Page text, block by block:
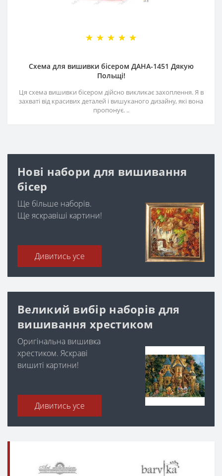
Схема для вишивки бісером ДАНА-1451 Дякую
Польщі!
Ця схема вишивки бісером дійсно викликає захоплення. Я в
захваті від красивих деталей і вишуканого дизайну, які вона
пропонує. ..
Нові набори для вишивання
бісер
Ще більше наборів.
Ще яскравіші картини!
Дивитись усе
Великий вибір наборів для
вишивання хрестиком
Оригінальна вишивка
хрестиком. Яскраві
вишиті картини!
Дивитись усе